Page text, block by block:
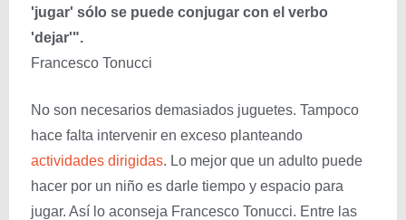
'jugar' sólo se puede conjugar con el verbo
'dejar'".
Francesco Tonucci
No son necesarios demasiados juguetes. Tampoco
hace falta intervenir en exceso planteando
actividades dirigidas. Lo mejor que un adulto puede
hacer por un niño es darle tiempo y espacio para
jugar. Así lo aconseja Francesco Tonucci. Entre las